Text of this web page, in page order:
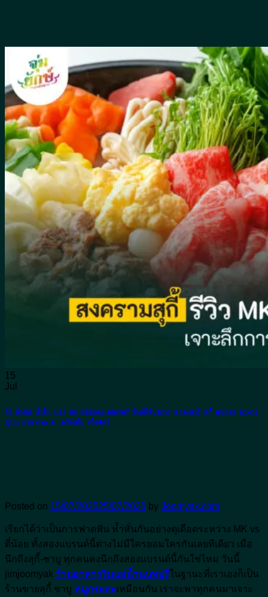
หน้าแรก
เมนูอาหาร
ห้องคาราโอเกะ
เกี่ยวกับจุ่มยักษ์
บล็อค
สาระน่ารู้
พื้นที่ให้บริการ
น้ำซุป
น้ำจิ้ม
ผัก
จิ้มจุ่มหม้อดิน
เครื่องดื่ม
วิธีทำ
อาหารจีน
อาหารญี่ปุ่น
อาหารทะเล
อาหารอีสาน
อาหารไทย
ติดต่อจุ่มยักษ์
15
Jul
กุ้ง น้ําซุป น้ำจิ้ม ปลา ผัก พร้อมส่ง เดลิเวอรี่ พื้นที่ให้บริการ สาระน่ารู้ สุกี้ สุขภาพ อาหาร
ญี่ปุ่น, อาหารทะเล เครื่องดื่ม เนื้อสัตว์
Posted on 15/07/202525/07/2025 by Joomyak.com
เรียกได้ว่าเป็นการฟาดฟัน ห้ำหั่นกันอย่างดุเดือดระหว่าง MK vs
ตี๋น้อย ทั้งสองแบรนด์นี้ต่างไม่มีใครยอมใครกันเลยทีเดียว เมื่อ
นึกถึงสุกี้-ชาบู ทุกคนคงนึกถึงสองแบรนด์นี้กันใช่ไหม วันนี้
jimjoomyak ร้านอาหารริมแม่น้ำนนทบุรีในฐานะที่เราเองก็เป็น
ร้านขายสุกี้ ชาบู หมูกระทะเหมือนกัน เราจะพาทุกคนมาเจาะ